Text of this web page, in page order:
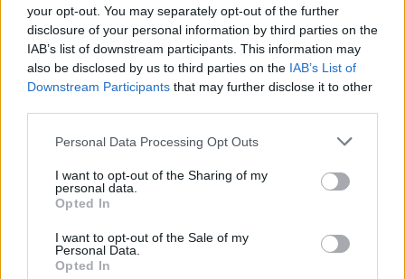
your opt-out. You may separately opt-out of the further
disclosure of your personal information by third parties on the
IAB’s list of downstream participants. This information may
also be disclosed by us to third parties on the IAB’s List of
Downstream Participants that may further disclose it to other
Personal Data Processing Opt Outs
I want to opt-out of the Sharing of my
personal data.
Opted In
I want to opt-out of the Sale of my
Personal Data.
Opted In
... σχόλια | Κάνε click για να σχολιάσεις